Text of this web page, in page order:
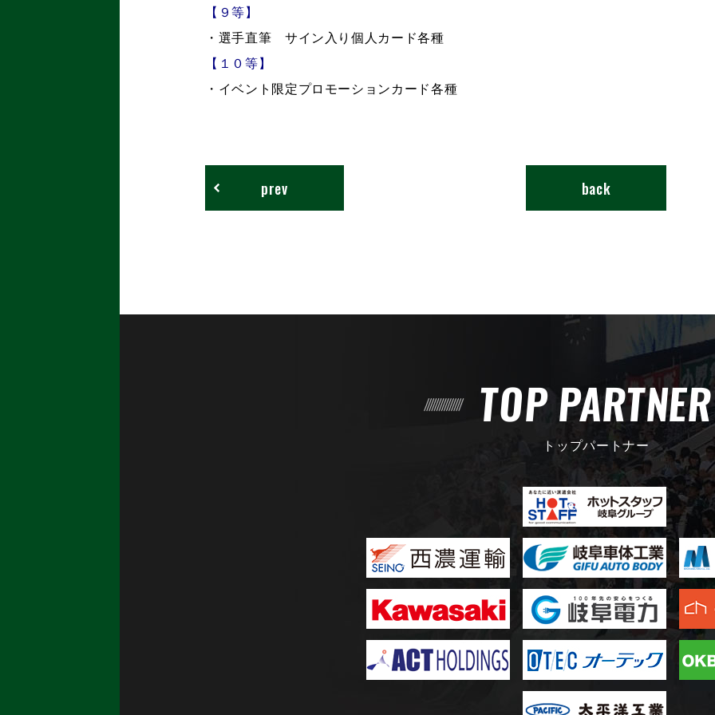
【９等】
・選手直筆 サイン入り個人カード各種
【１０等】
・イベント限定プロモーションカード各種
back
prev
TOP PARTNER
トップパートナー